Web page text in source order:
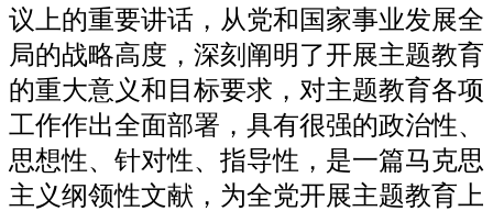
议上的重要讲话，从党和国家事业发展全
局的战略高度，深刻阐明了开展主题教育
的重大意义和目标要求，对主题教育各项
工作作出全面部署，具有很强的政治性、
思想性、针对性、指导性，是一篇马克思
主义纲领性文献，为全党开展主题教育上